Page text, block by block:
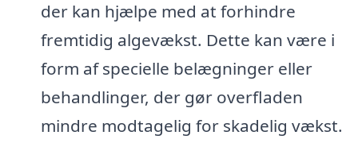
der kan hjælpe med at forhindre
fremtidig algevækst. Dette kan være i
form af specielle belægninger eller
behandlinger, der gør overfladen
mindre modtagelig for skadelig vækst.